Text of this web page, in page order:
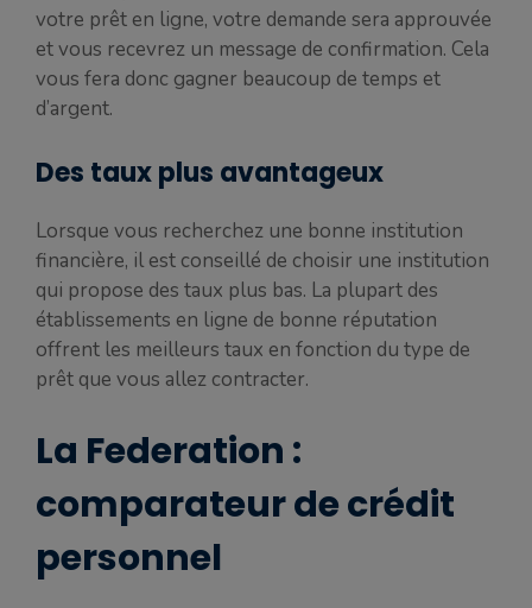
votre prêt en ligne, votre demande sera approuvée
et vous recevrez un message de confirmation. Cela
vous fera donc gagner beaucoup de temps et
d’argent.
Des taux plus avantageux
Lorsque vous recherchez une bonne institution
financière, il est conseillé de choisir une institution
qui propose des taux plus bas. La plupart des
établissements en ligne de bonne réputation
offrent les meilleurs taux en fonction du type de
prêt que vous allez contracter.
La Federation :
comparateur de crédit
personnel